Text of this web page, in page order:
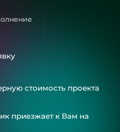
стоимость проекта
приезжает к Вам на